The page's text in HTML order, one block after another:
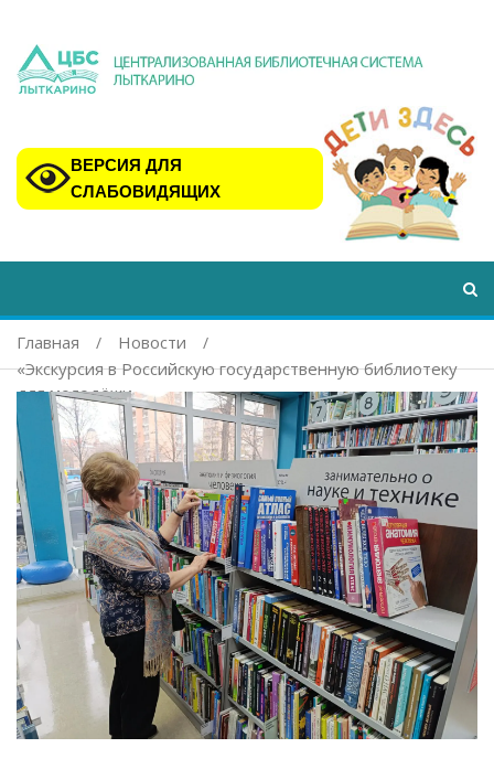
ВЕРСИЯ ДЛЯ
СЛАБОВИДЯЩИХ
Главная
Новости
«Экскурсия в Российскую государственную библиотеку
для молодёжи»